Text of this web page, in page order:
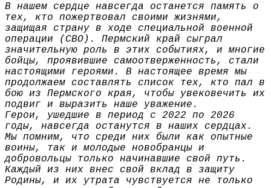
В нашем сердце навсегда останется память о
тех, кто пожертвовал своими жизнями,
защищая страну в ходе специальной военной
операции (СВО). Пермский край сыграл
значительную роль в этих событиях, и многие
бойцы, проявившие самоотверженность, стали
настоящими героями. В настоящее время мы
продолжаем составлять список тех, кто пал в
бою из Пермского края, чтобы увековечить их
подвиг и выразить наше уважение.
Герои, ушедшие в период с 2022 по 2026
годы, навсегда останутся в наших сердцах.
Мы помним, что среди них были как опытные
воины, так и молодые новобранцы и
добровольцы только начинавшие свой путь.
Каждый из них внес свой вклад в защиту
Родины, и их утрата чувствуется не только